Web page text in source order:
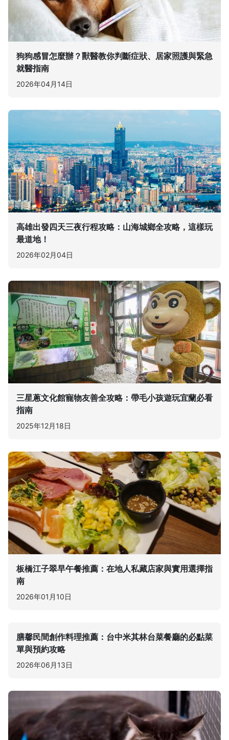
狗狗感冒怎麼辦？獸醫教你判斷症狀、居家照護與緊急
就醫指南
2026年04月14日
高雄出發四天三夜行程攻略：山海城鄉全攻略，這樣玩
最道地！
2026年02月04日
三星蔥文化館寵物友善全攻略：帶毛小孩遊玩宜蘭必看
指南
2025年12月18日
板橋江子翠早午餐推薦：在地人私藏店家與實用選擇指
南
2026年01月10日
膳馨民間創作料理推薦：台中米其林台菜餐廳的必點菜
單與預約攻略
2026年06月13日